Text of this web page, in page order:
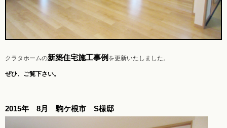
クラタホームの新築住宅施工事例 を更新いたしました。
ぜひ、ご覧下さい。
2015年 8月 駒ケ根市 S様邸